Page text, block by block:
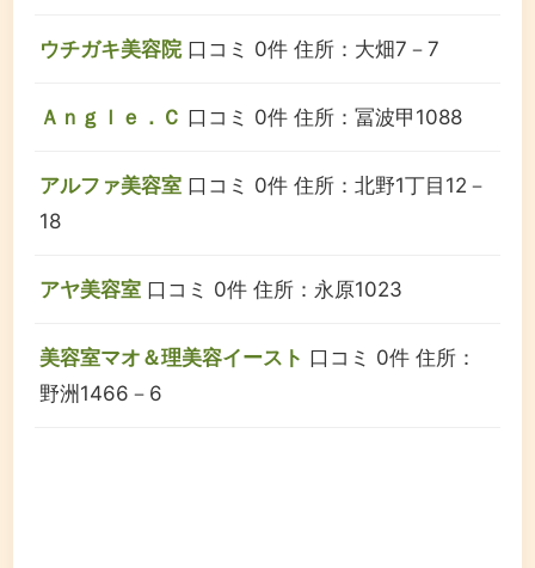
ウチガキ美容院 口コミ 0件 住所：大畑7－7
Ａｎｇｌｅ．Ｃ 口コミ 0件 住所：冨波甲1088
アルファ美容室 口コミ 0件 住所：北野1丁目12－
18
アヤ美容室 口コミ 0件 住所：永原1023
美容室マオ＆理美容イースト 口コミ 0件 住所：
野洲1466－6